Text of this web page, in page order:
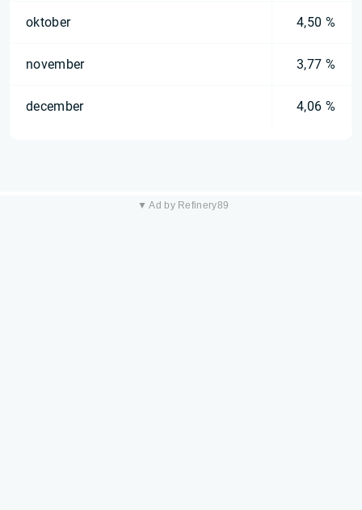
oktober 4,50 %
november 3,77 %
december 4,06 %
▼ Ad by Refinery89